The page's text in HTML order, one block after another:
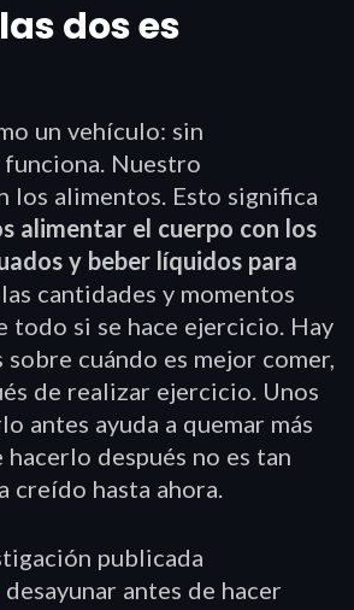
dos es
un vehículo: sin
Nuestro
los alimentos. Esto significa
alimentar el cuerpo con los
y beber líquidos para
cantidades y momentos
todo si se hace ejercicio. Hay
sobre cuándo es mejor comer,
de realizar ejercicio. Unos
antes ayuda a quemar más
hacerlo después no es tan
creído hasta ahora.
publicada
desayunar antes de hacer